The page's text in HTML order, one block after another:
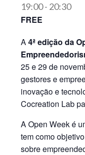
19:00- 20:30
FREE
A4ª edição da
25 e 29 de
gestores e
inovação e
Cocreation Lab
A Open Week é
tem como
sobre